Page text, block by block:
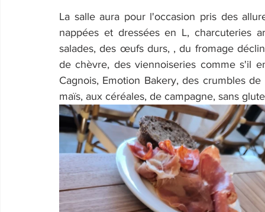
La salle aura pour l'occasion pris des
nappées et dressées en L, charcuteries
salades, des œufs durs, , du fromage
de chèvre, des viennoiseries comme s'il
Cagnois, Emotion Bakery, des crumbles
maïs, aux céréales, de campagne, sans